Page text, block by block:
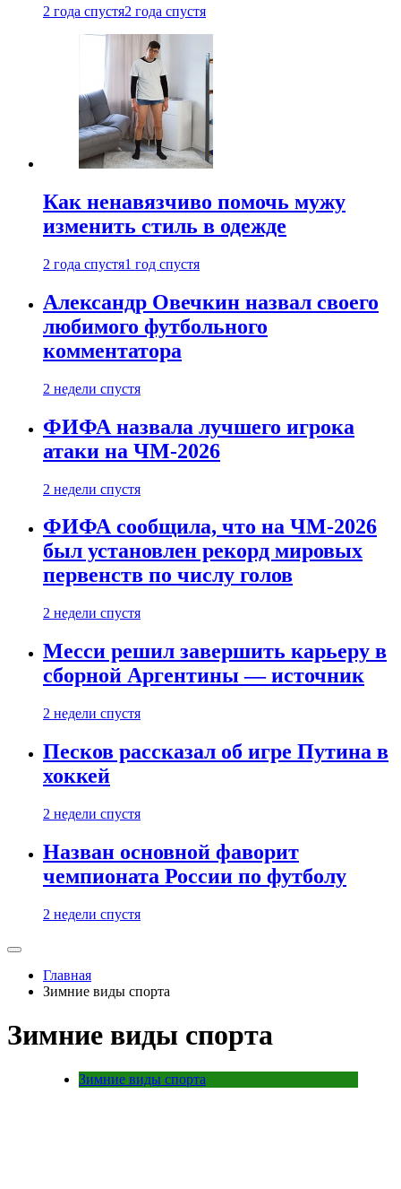
2 года спустя2 года спустя
Как ненавязчиво помочь мужу
изменить стиль в одежде
2 года спустя1 год спустя
Александр Овечкин назвал своего
любимого футбольного
комментатора
2 недели спустя
ФИФА назвала лучшего игрока
атаки на ЧМ-2026
2 недели спустя
ФИФА сообщила, что на ЧМ-2026
был установлен рекорд мировых
первенств по числу голов
2 недели спустя
Месси решил завершить карьеру в
сборной Аргентины — источник
2 недели спустя
Песков рассказал об игре Путина в
хоккей
2 недели спустя
Назван основной фаворит
чемпионата России по футболу
2 недели спустя
Главная
Зимние виды спорта
Зимние виды спорта
Зимние виды спорта